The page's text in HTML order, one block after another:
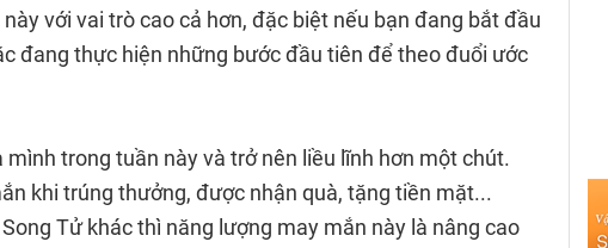
với vai trò cao cả hơn, đặc biệt nếu bạn đang bắt đầu
đang thực hiện những bước đầu tiên để theo đuổi ước
mình trong tuần này và trở nên liều lĩnh hơn một chút.
khi trúng thưởng, được nhận quà, tặng tiền mặt...
Tử khác thì năng lượng may mắn này là nâng cao